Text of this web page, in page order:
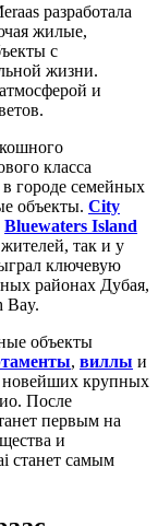
разработала
жилые,
с
жизни.
и
класса
городе семейных
объекты. City
Bluewaters Island
так и у
ключевую
районах Дубая,
Bay.
объекты
, виллы и
крупных
После
первым на
и
станет самым